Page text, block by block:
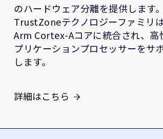
のハードウェア分離を提供します。
TrustZoneテクノロジーファミリは
Arm Cortex-Aコアに統合され、高
プリケーションプロセッサーをサ
します。
詳細はこちら